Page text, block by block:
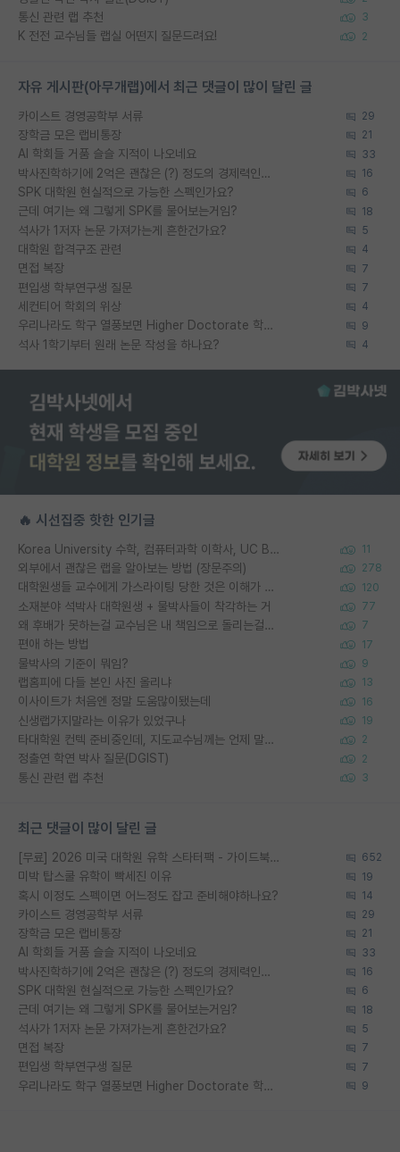
통신 관련 랩 추천 3
K 전전 교수님들 랩실 어떤지 질문드려요! 2
자유 게시판(아무개랩)에서 최근 댓글이 많이 달린 글
카이스트 경영공학부 서류 29
장학금 모은 랩비통장 21
AI 학회들 거품 슬슬 지적이 나오네요 33
박사진학하기에 2억은 괜찮은 (?) 정도의 경제력인가요 16
SPK 대학원 현실적으로 가능한 스펙인가요? 6
근데 여기는 왜 그렇게 SPK를 물어보는거임? 18
석사가 1저자 논문 가져가는게 흔한건가요? 5
대학원 합격구조 관련 4
면접 복장 7
편입생 학부연구생 질문 7
세컨티어 학회의 위상 4
우리나라도 학구 열풍보면 Higher Doctorate 학위가 필요하다고 봅니다. 9
석사 1학기부터 원래 논문 작성을 하나요? 4
🔥 시선집중 핫한 인기글
Korea University 수학, 컴퓨터과학 이학사, UC Berkeley 산업공학 대학원 공학박사가 되는 것은 쉽지 않겠죠? 11
외부에서 괜찮은 랩을 알아보는 방법 (장문주의) 278
대학원생들 교수에게 가스라이팅 당한 것은 이해가 갑니다. 안타깝네요. 120
소재분야 석박사 대학원생 + 물박사들이 착각하는 거 77
왜 후배가 못하는걸 교수님은 내 책임으로 돌리는걸까요? 7
편애 하는 방법 17
물박사의 기준이 뭐임? 9
랩홈피에 다들 본인 사진 올리냐 13
이사이트가 처음엔 정말 도움많이됐는데 16
신생랩가지말라는 이유가 있었구나 19
타대학원 컨텍 준비중인데, 지도교수님께는 언제 말씀드려야 할까요? 2
정출연 학연 박사 질문(DGIST) 2
통신 관련 랩 추천 3
최근 댓글이 많이 달린 글
[무료] 2026 미국 대학원 유학 스타터팩 - 가이드북 & 합격자 컨택메일 템플릿 652
미박 탑스쿨 유학이 빡세진 이유 19
혹시 이정도 스펙이면 어느정도 잡고 준비해야하나요? 14
카이스트 경영공학부 서류 29
장학금 모은 랩비통장 21
AI 학회들 거품 슬슬 지적이 나오네요 33
박사진학하기에 2억은 괜찮은 (?) 정도의 경제력인가요 16
SPK 대학원 현실적으로 가능한 스펙인가요? 6
근데 여기는 왜 그렇게 SPK를 물어보는거임? 18
석사가 1저자 논문 가져가는게 흔한건가요? 5
면접 복장 7
편입생 학부연구생 질문 7
우리나라도 학구 열풍보면 Higher Doctorate 학위가 필요하다고 봅니다. 9